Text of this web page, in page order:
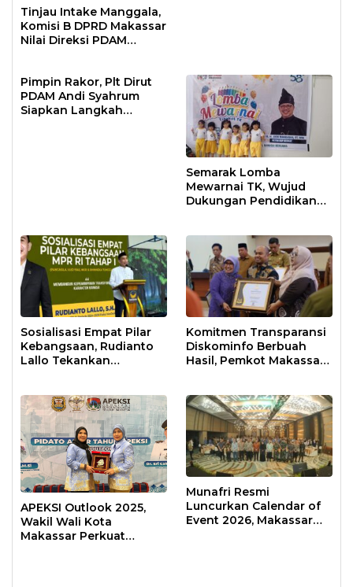
Tinjau Intake Manggala,
Komisi B DPRD Makassar
Nilai Direksi PDAM
Pimpin Rakor, Plt Dirut
PDAM Andi Syahrum
Siapkan Langkah
Semarak Lomba
Mewarnai TK, Wujud
Dukungan Pendidikan
Sosialisasi Empat Pilar
Kebangsaan, Rudianto
Lallo Tekankan
Komitmen Transparansi
Diskominfo Berbuah
Hasil, Pemkot Makassar
APEKSI Outlook 2025,
Wakil Wali Kota
Makassar Perkuat
Munafri Resmi
Luncurkan Calendar of
Event 2026, Makassar